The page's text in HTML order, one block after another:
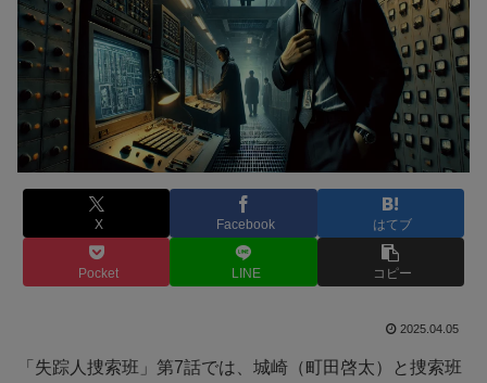
X Facebook はてブ
Pocket LINE コピー
2025.04.05
「失踪人捜索班」第7話では、城崎（町田啓太）と捜索班